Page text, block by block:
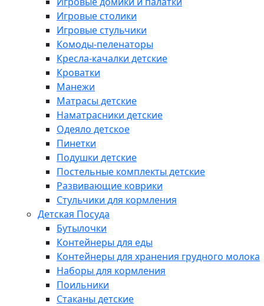
Игровые столики
Игровые стульчики
Комоды-пеленаторы
Кресла-качалки детские
Кроватки
Манежи
Матрасы детские
Наматрасники детские
Одеяло детское
Пинетки
Подушки детские
Постельные комплекты детские
Развивающие коврики
Стульчики для кормления
Детская Посуда
Бутылочки
Контейнеры для еды
Контейнеры для хранения грудного молока
Наборы для кормления
Поильники
Стаканы детские